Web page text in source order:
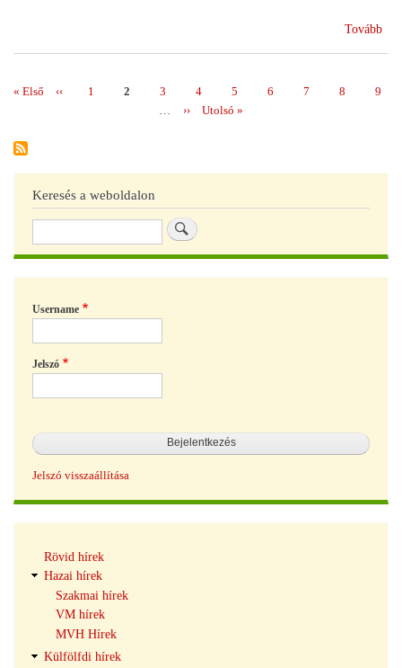
Tovább
Első
« Első
Előző
‹‹ Page
1 Page
2 Page
3 Page
4 Page
5 Page
6 Page
7 Page
8 Page
9
Következő
››
Utolsó
Utolsó »
Keresés a weboldalon
Keresés
Username
Jelszó
Jelszó visszaállítása
navigáció
Rövid hírek
Hazai hírek
Szakmai hírek
VM hírek
MVH Hírek
Külfölfdi hírek